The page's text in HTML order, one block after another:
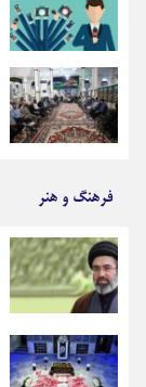
فرهنگ و هنر